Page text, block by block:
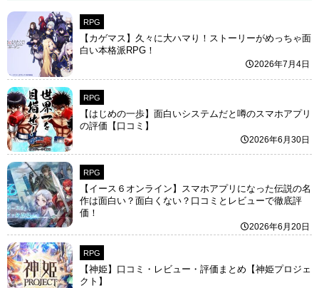
RPG
【カゲマス】久々に大ハマり！ストーリーがめっちゃ面
白い本格派RPG！
2026年7月4日
RPG
【はじめの一歩】面白いシステムだと噂のスマホアプリ
の評価【口コミ】
2026年6月30日
RPG
【イース６オンライン】スマホアプリになった伝説の名
作は面白い？面白くない？口コミとレビューで徹底評
価！
2026年6月20日
RPG
【神姫】口コミ・レビュー・評価まとめ【神姫プロジェ
クト】